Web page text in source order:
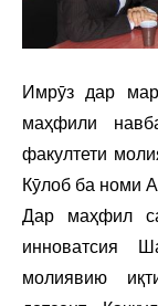
Имрӯз дар
маҳфили
факултети
Кӯлоб ба номи
Дар маҳфил
инноватсия
молиявию